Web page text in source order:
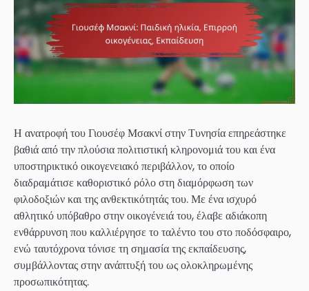
Η ανατροφή του Γιουσέφ Μσακνί στην Τυνησία επηρεάστηκε
βαθιά από την πλούσια πολιτιστική κληρονομιά του και ένα
υποστηρικτικό οικογενειακό περιβάλλον, το οποίο
διαδραμάτισε καθοριστικό ρόλο στη διαμόρφωση των
φιλοδοξιών και της ανθεκτικότητάς του. Με ένα ισχυρό
αθλητικό υπόβαθρο στην οικογένειά του, έλαβε αδιάκοπη
ενθάρρυνση που καλλιέργησε το ταλέντο του στο ποδόσφαιρο,
ενώ ταυτόχρονα τόνισε τη σημασία της εκπαίδευσης,
συμβάλλοντας στην ανάπτυξή του ως ολοκληρωμένης
προσωπικότητας.